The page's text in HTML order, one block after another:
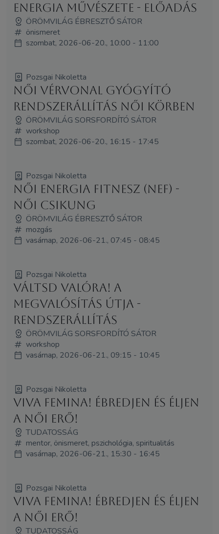
Energia Művészete - előadás
ÖRÖMVILÁG ÉBRESZTŐ SÁTOR
önismeret
szombat, 2026-06-20., 10:00 - 11:00
Pozsgai Nikoletta
Női Vérvonal Gyógyító
Rendszerállítás Női Körben
ÖRÖMVILÁG SORSFORDÍTÓ SÁTOR
workshop
szombat, 2026-06-20., 16:15 - 17:45
Pozsgai Nikoletta
Női Energia Fitnesz (NEF) -
Női Csikung
ÖRÖMVILÁG ÉBRESZTŐ SÁTOR
mozgás
vasárnap, 2026-06-21., 07:45 - 08:45
Pozsgai Nikoletta
Váltsd Valóra! A
megvalósítás útja -
rendszerállítás
ÖRÖMVILÁG SORSFORDÍTÓ SÁTOR
workshop
vasárnap, 2026-06-21., 09:15 - 10:45
Pozsgai Nikoletta
Viva Femina! Ébredjen és éljen
a női erő!
TUDATOSSÁG
mentor, önismeret, pszichológia, spiritualitás
vasárnap, 2026-06-21., 15:30 - 16:45
Pozsgai Nikoletta
Viva Femina! Ébredjen és éljen
a női erő!
TUDATOSSÁG